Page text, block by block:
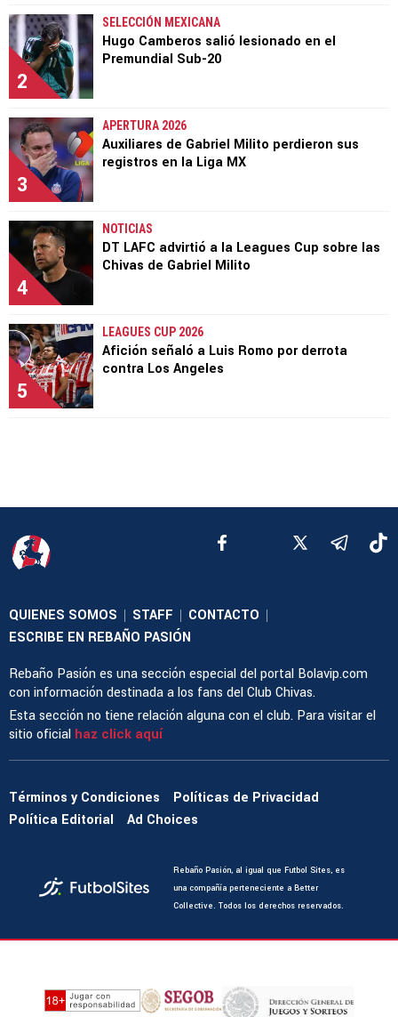
2
SELECCIÓN MEXICANA
Hugo Camberos salió lesionado en el
Premundial Sub-20
3
APERTURA 2026
Auxiliares de Gabriel Milito perdieron sus
registros en la Liga MX
4
NOTICIAS
DT LAFC advirtió a la Leagues Cup sobre las
Chivas de Gabriel Milito
5
LEAGUES CUP 2026
Afición señaló a Luis Romo por derrota
contra Los Angeles
QUIENES SOMOS | STAFF | CONTACTO |
ESCRIBE EN REBAÑO PASIÓN
Rebaño Pasión es una sección especial del portal Bolavip.com
con información destinada a los fans del Club Chivas.
Esta sección no tiene relación alguna con el club. Para visitar el
sitio oficial haz click aquí
Términos y Condiciones
Políticas de Privacidad
Política Editorial
Ad Choices
Rebaño Pasión, al igual que Futbol Sites, es
una compañía perteneciente a Better
Collective. Todos los derechos reservados.